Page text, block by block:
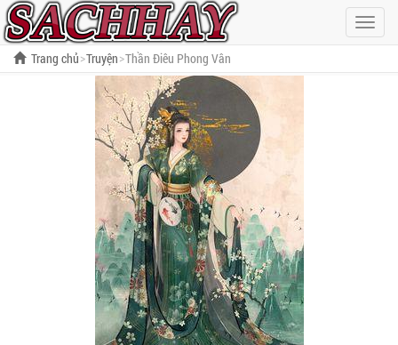
Hiện
menu
Trang chủ Truyện Thần Điêu Phong Vân